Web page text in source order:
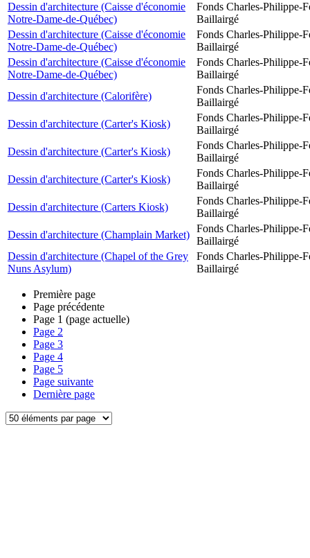
Dessin d'architecture (Caisse d'économie
Notre-Dame-de-Québec)
Fonds Charles-Philippe-
Baillairgé
Dessin d'architecture (Caisse d'économie
Notre-Dame-de-Québec)
Fonds Charles-Philippe-
Baillairgé
Dessin d'architecture (Caisse d'économie
Notre-Dame-de-Québec)
Fonds Charles-Philippe-
Baillairgé
Dessin d'architecture (Calorifère)
Fonds Charles-Philippe-
Baillairgé
Dessin d'architecture (Carter's Kiosk)
Fonds Charles-Philippe-
Baillairgé
Dessin d'architecture (Carter's Kiosk)
Fonds Charles-Philippe-
Baillairgé
Dessin d'architecture (Carter's Kiosk)
Fonds Charles-Philippe-
Baillairgé
Dessin d'architecture (Carters Kiosk)
Fonds Charles-Philippe-
Baillairgé
Dessin d'architecture (Champlain Market)
Fonds Charles-Philippe-
Baillairgé
Dessin d'architecture (Chapel of the Grey
Nuns Asylum)
Fonds Charles-Philippe-
Baillairgé
Première page
Page précédente
Page 1 (page actuelle)
Page 2
Page 3
Page 4
Page 5
Page suivante
Dernière page